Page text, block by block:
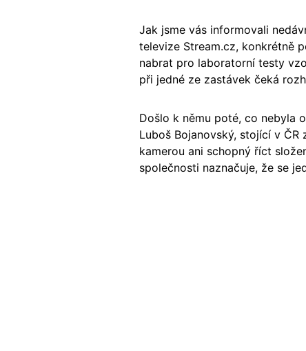
Jak jsme vás informovali
televize Stream.cz, konkrétně
nabrat pro laboratorní testy
při jedné ze zastávek čeká
Došlo k němu poté, co nebyla
Luboš Bojanovský, stojící v
kamerou ani schopný říct
společnosti naznačuje, že se